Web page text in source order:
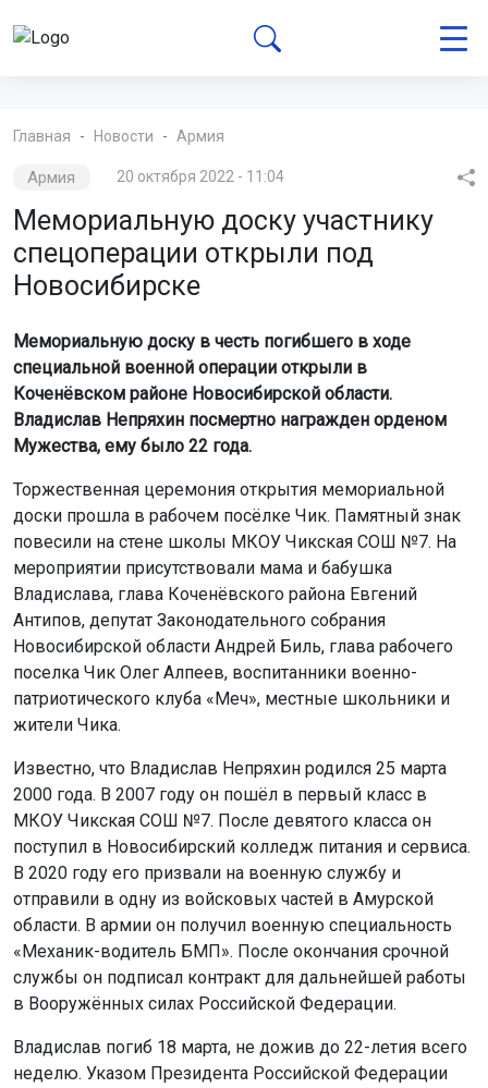
Главная Новости Армия
Армия 20 октября 2022 - 11:04
Мемориальную доску участнику
спецоперации открыли под
Новосибирске
Мемориальную доску в честь погибшего в ходе
специальной военной операции открыли в
Коченёвском районе Новосибирской области.
Владислав Непряхин посмертно награжден орденом
Мужества, ему было 22 года.
Торжественная церемония открытия мемориальной
доски прошла в рабочем посёлке Чик. Памятный знак
повесили на стене школы МКОУ Чикская СОШ №7. На
мероприятии присутствовали мама и бабушка
Владислава, глава Коченёвского района Евгений
Антипов, депутат Законодательного собрания
Новосибирской области Андрей Биль, глава рабочего
поселка Чик Олег Алпеев, воспитанники военно-
патриотического клуба «Меч», местные школьники и
жители Чика.
Известно, что Владислав Непряхин родился 25 марта
2000 года. В 2007 году он пошёл в первый класс в
МКОУ Чикская СОШ №7. После девятого класса он
поступил в Новосибирский колледж питания и сервиса.
В 2020 году его призвали на военную службу и
отправили в одну из войсковых частей в Амурской
области. В армии он получил военную специальность
«Механик-водитель БМП». После окончания срочной
службы он подписал контракт для дальнейшей работы
в Вооружённых силах Российской Федерации.
Владислав погиб 18 марта, не дожив до 22-летия всего
неделю. Указом Президента Российской Федерации